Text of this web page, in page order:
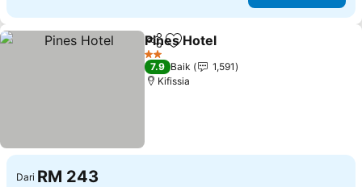
KongsiTambah ke favorit
Pines Hotel
2 Bintang
7.9 Baik
1,591
Kifissia
Dari RM 243